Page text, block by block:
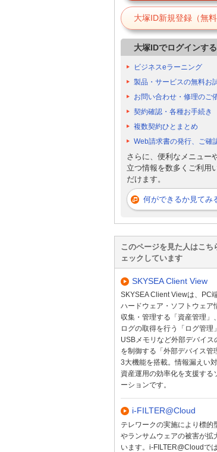
大塚ID新規登録（無料
大塚IDでログインす
ビジネスeラーニング
製品・サービスの無料お
お問い合わせ・修理のご
契約確認・各種お手続き
複数契約ひとまとめ
Web請求書の発行、ご確
さらに、便利なメニュー
立つ情報を数多くご利用
だけます。
何ができるか見てみ
このページを見た人はこち
ェックしています
SKYSEA Client View
SKYSEA Client Viewは、PC
ハードウェア・ソフトウェア
収集・管理する「資産管理」
ログの取得を行う「ログ管理
USBメモリなど外部デバイス
を制御する「外部デバイス管
3大機能を搭載。情報漏えい
資産運用の効率化を支援する
ーションです。
i-FILTER@Cloud
テレワークの実施により標的
やランサムウェアの被害が拡
います。i-FILTER@Cloudで